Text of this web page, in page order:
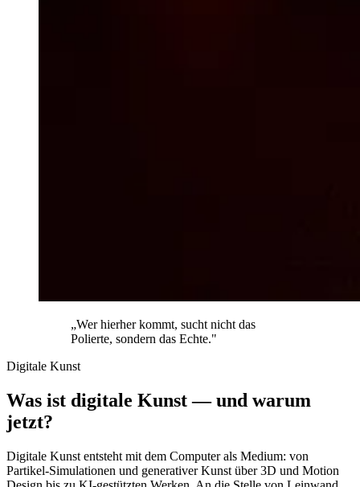
„Wer hierher kommt, sucht nicht das
Polierte, sondern das Echte."
Digitale Kunst
Was ist digitale Kunst — und warum
jetzt?
Digitale Kunst entsteht mit dem Computer als Medium: von
Partikel-Simulationen und generativer Kunst über 3D und Motion